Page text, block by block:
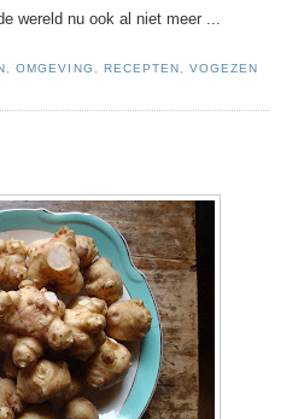
wereld nu ook al niet meer...
,OMGEVING RECEPTEN VOGEZEN